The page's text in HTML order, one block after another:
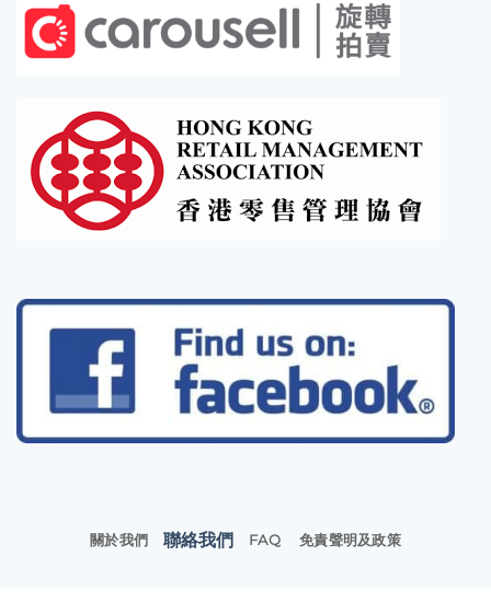
關於我們 聯絡我們 FAQ 免責聲明及政策